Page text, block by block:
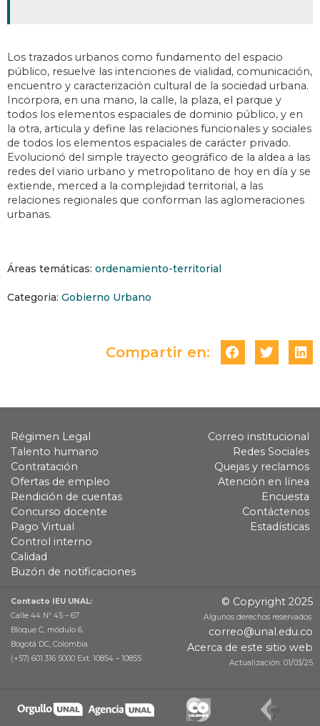
Los trazados urbanos como fundamento del espacio
público, resuelve las intenciones de vialidad, comunicación,
encuentro y caracterización cultural de la sociedad urbana.
Incorpora, en una mano, la calle, la plaza, el parque y
todos los elementos espaciales de dominio público, y en
la otra, articula y define las relaciones funcionales y sociales
de todos los elementos espaciales de carácter privado.
Evolucionó del simple trayecto geográfico de la aldea a las
redes del viario urbano y metropolitano de hoy en día y se
extiende, merced a la complejidad territorial, a las
relaciones regionales que conforman las aglomeraciones
urbanas.
Áreas temáticas: ordenamiento-territorial
Categoria: Gobierno Urbano
Compartir en:
Régimen Legal
Talento humano
Contratación
Ofertas de empleo
Rendición de cuentas
Concurso docente
Pago Virtual
Control interno
Calidad
Buzón de notificaciones
Correo institucional
Redes Sociales
Quejas y reclamos
Atención en línea
Encuesta
Contáctenos
Estadísticas
Contacto IEU UNAL:
Calle 44 Nº 45 – 67
Bloque C, módulo 6.
Bogotá DC, Colombia
(+57) 601 316 5000 Ext. 10854 – 10855
© Copyright 2025
Algunos derechos reservados.
correo@unal.edu.co
Acerca de este sitio web
Actualización: 01/03/25